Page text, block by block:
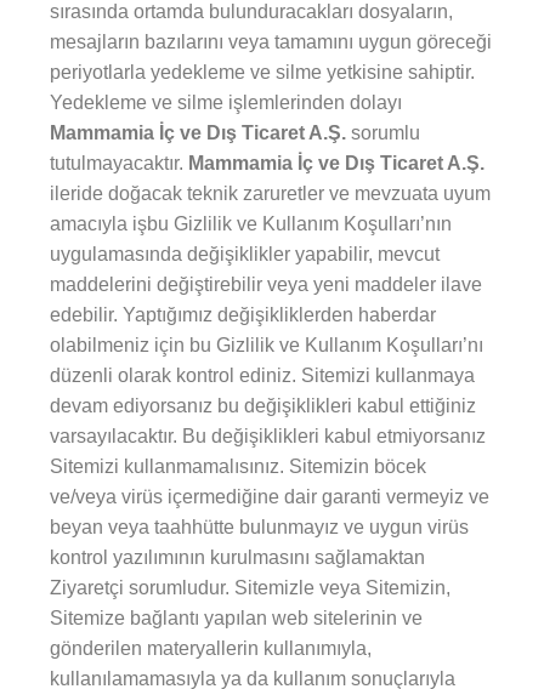
sırasında ortamda bulunduracakları dosyaların,
mesajların bazılarını veya tamamını uygun göreceği
periyotlarla yedekleme ve silme yetkisine sahiptir.
Yedekleme ve silme işlemlerinden dolayı
Mammamia İç ve Dış Ticaret A.Ş. sorumlu
tutulmayacaktır. Mammamia İç ve Dış Ticaret A.Ş.
ileride doğacak teknik zaruretler ve mevzuata uyum
amacıyla işbu Gizlilik ve Kullanım Koşulları’nın
uygulamasında değişiklikler yapabilir, mevcut
maddelerini değiştirebilir veya yeni maddeler ilave
edebilir. Yaptığımız değişikliklerden haberdar
olabilmeniz için bu Gizlilik ve Kullanım Koşulları’nı
düzenli olarak kontrol ediniz. Sitemizi kullanmaya
devam ediyorsanız bu değişiklikleri kabul ettiğiniz
varsayılacaktır. Bu değişiklikleri kabul etmiyorsanız
Sitemizi kullanmamalısınız. Sitemizin böcek
ve/veya virüs içermediğine dair garanti vermeyiz ve
beyan veya taahhütte bulunmayız ve uygun virüs
kontrol yazılımının kurulmasını sağlamaktan
Ziyaretçi sorumludur. Sitemizle veya Sitemizin,
Sitemize bağlantı yapılan web sitelerinin ve
gönderilen materyallerin kullanımıyla,
kullanılamamasıyla ya da kullanım sonuçlarıyla